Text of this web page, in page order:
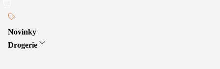
Novinky
Drogerie